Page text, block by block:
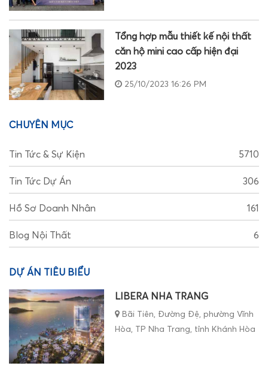
Tổng hợp mẫu thiết kế nội thất
căn hộ mini cao cấp hiện đại
2023
25/10/2023 16:26 PM
CHUYÊN MỤC
Tin Tức & Sự Kiện 5710
Tin Tức Dự Án 306
Hồ Sơ Doanh Nhân 161
Blog Nội Thất 6
DỰ ÁN TIÊU BIỂU
LIBERA NHA TRANG
Bãi Tiên, Đường Đệ, phường Vĩnh
Hòa, TP Nha Trang, tỉnh Khánh Hòa